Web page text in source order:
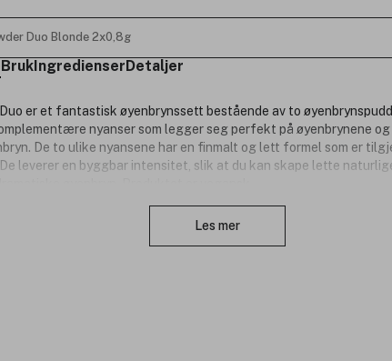
Duo Blonde 2x0,8g
BrukIngredienserDetaljer
er et fantastisk øyenbrynssett bestående av to
nyanser som legger seg perfekt på øyenbrynene og
De to ulike nyansene har en finmalt og lett formel som er
leverer en byggbar intensitet, slik at du kan skape lette
Les mer